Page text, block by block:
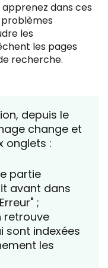
apprenez dans ces
les
les pages
recherche.
depuis le
change et
onglets :
partie
avant dans
;
retrouve
sont indexées
les